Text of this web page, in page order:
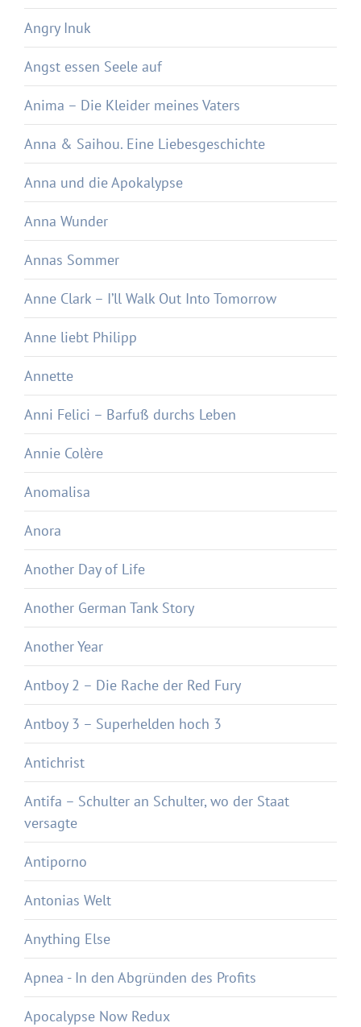
Angry Inuk
Angst essen Seele auf
Anima – Die Kleider meines Vaters
Anna & Saihou. Eine Liebesgeschichte
Anna und die Apokalypse
Anna Wunder
Annas Sommer
Anne Clark – I’ll Walk Out Into Tomorrow
Anne liebt Philipp
Annette
Anni Felici – Barfuß durchs Leben
Annie Colère
Anomalisa
Anora
Another Day of Life
Another German Tank Story
Another Year
Antboy 2 – Die Rache der Red Fury
Antboy 3 – Superhelden hoch 3
Antichrist
Antifa – Schulter an Schulter, wo der Staat
versagte
Antiporno
Antonias Welt
Anything Else
Apnea - In den Abgründen des Profits
Apocalypse Now Redux